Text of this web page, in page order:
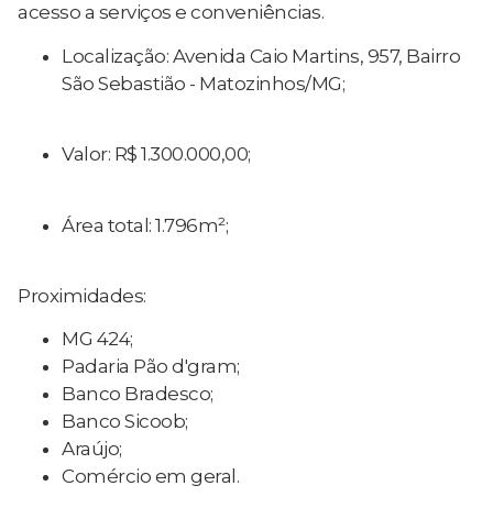
acesso a serviços e conveniências.
Localização: Avenida Caio Martins, 957, Bairro
São Sebastião - Matozinhos/MG;
Valor: R$ 1.300.000,00;
Área total: 1.796m²;
Proximidades:
MG 424;
Padaria Pão d'gram;
Banco Bradesco;
Banco Sicoob;
Araújo;
Comércio em geral.